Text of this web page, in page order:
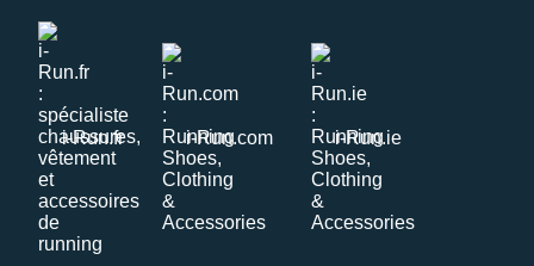
i-Run.fr i-Run.com i-Run.ie